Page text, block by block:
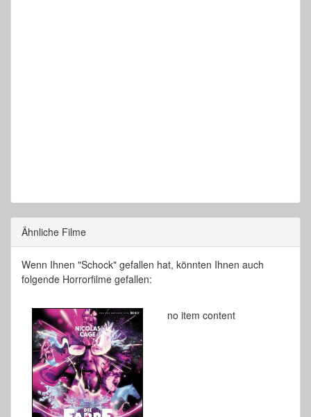
Ähnliche Filme
Wenn Ihnen "Schock" gefallen hat, könnten Ihnen auch
folgende Horrorfilme gefallen:
no item content